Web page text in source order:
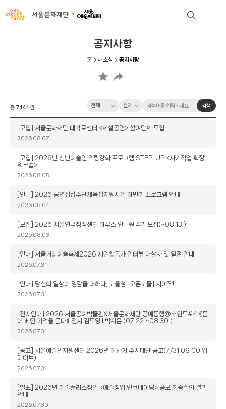
서울문화재단
전
검
공지사항
홈 새소식 공지사항
카
고
리
검
옵
션
검
어
입
검색
총 7141 건
제
목
[모집] 서울문화재단 대학로센터 <제철공연> 참여단체 모집
작
일
2026.08.07
제
목
[모집] 2026년 청년예술인 역량강화 프로그램 STEP-UP <자기작업 확장
워크숍>
작
일
2026.08.05
제
목
[안내] 2026 공연장상주단체육성지원사업 하반기 프로그램 안내
작
일
2026.08.04
제
목
[모집] 2026 서울연극창작센터 하우스 안내원 4기 모집(~08.13.)
작
일
2026.08.03
제
목
[안내] 서울거리예술축제2026 자원활동가 인터뷰 대상자 및 일정 안내
작
일
2026.07.31
제
목
[안내] 당신의 일상에 영감을 더하다, 노들섬 [오픈노들] 시이작!
작
일
2026.07.31
제
목
[전시안내] 2026 서울공예박물관X서울문화재단 공예동행@쇼윈도#4 ⟪몸
에 베인 기억을 묻다⟫ 전시 김도영 l 박지은 (07.22.~08.30.)
작
일
2026.07.31
제
목
[공고] 서울예술인지원센터 2026년 하반기 수시대관 공고(7/31 09:00 업
데이트)
작
일
2026.07.31
제
목
[발표] 2026년 예술플러스창업 <예술창업 인큐베이팅> 공모 최종심의 결과
안내
작
2026.07.30